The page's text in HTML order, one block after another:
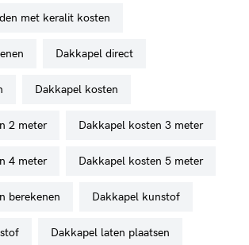
met keralit kosten
dakkapel direct
dakkapel kosten
2 meter dakkapel kosten 3 meter
4 meter dakkapel kosten 5 meter
berekenen dakkapel kunstof
dakkapel laten plaatsen